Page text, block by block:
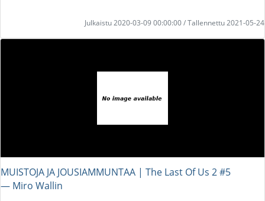
Julkaistu 2020-03-09 00:00:00 / Tallennettu 2021-05-24
MUISTOJA JA JOUSIAMMUNTAA | The Last Of Us 2 #5
― Miro Wallin